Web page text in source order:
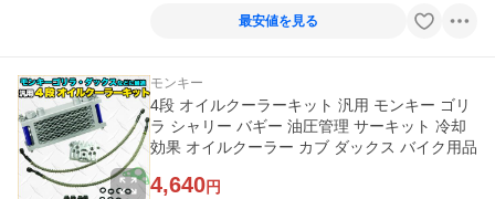
最安値を見る
モンキー
4段 オイルクーラーキット 汎用 モンキー ゴリ
ラ シャリー バギー 油圧管理 サーキット 冷却
効果 オイルクーラー カブ ダックス バイク用品
4,640円